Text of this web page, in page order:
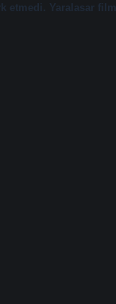
etmedi. Yaralasar film